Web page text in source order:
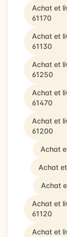
Achat et
61170
Achat et
61130
Achat et
61250
Achat et
61470
Achat et
61200
Achat
Achat
Achat
Achat et
61120
Achat et